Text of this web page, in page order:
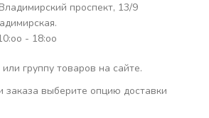
проспект, 13/9
- 18:оо
группу товаров на сайте.
выберите опцию доставки